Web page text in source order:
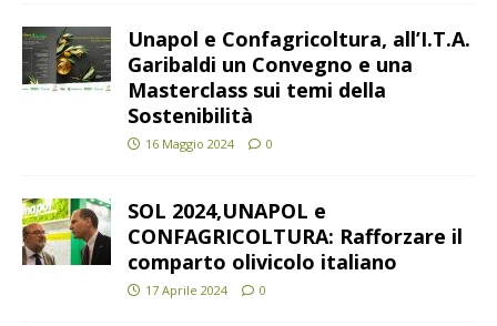
Unapol e Confagricoltura, all’I.T.A.
Garibaldi un Convegno e una
Masterclass sui temi della
Sostenibilità
16 Maggio 2024 0
SOL 2024,UNAPOL e
CONFAGRICOLTURA: Rafforzare il
comparto olivicolo italiano
17 Aprile 2024 0